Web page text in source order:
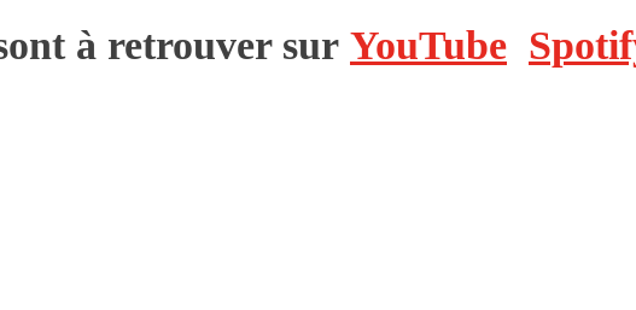
à retrouver sur YouTube